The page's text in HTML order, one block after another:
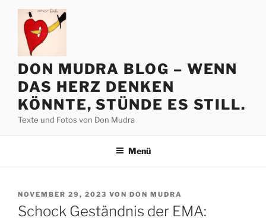
Zum
springen
DON MUDRA BLOG – WENN
DAS HERZ DENKEN
KÖNNTE, STÜNDE ES STILL.
Texte und Fotos von Don Mudra
Menü
VERÖFFENTLICHT
AM
NOVEMBER 29, 2023 VON DON MUDRA
Schock Geständnis der EMA: